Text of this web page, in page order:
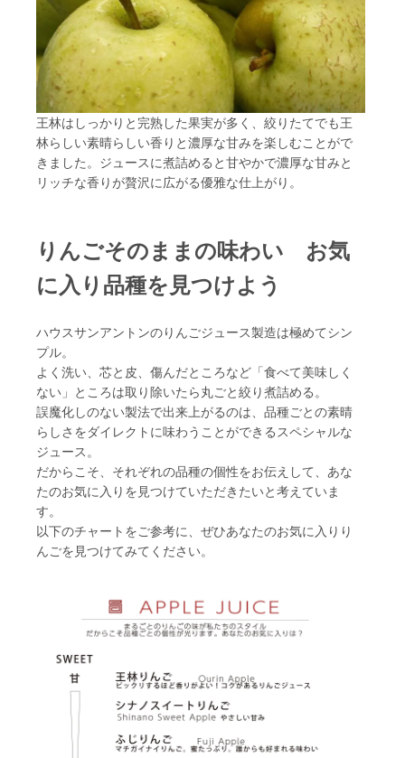
王林はしっかりと完熟した果実が多く、絞りたてでも王
林らしい素晴らしい香りと濃厚な甘みを楽しむことがで
きました。ジュースに煮詰めると甘やかで濃厚な甘みと
リッチな香りが贅沢に広がる優雅な仕上がり。
りんごそのままの味わい お気
に入り品種を見つけよう
ハウスサンアントンのりんごジュース製造は極めてシン
プル。
よく洗い、芯と皮、傷んだところなど「食べて美味しく
ない」ところは取り除いたら丸ごと絞り煮詰める。
誤魔化しのない製法で出来上がるのは、品種ごとの素晴
らしさをダイレクトに味わうことができるスペシャルな
ジュース。
だからこそ、それぞれの品種の個性をお伝えして、あな
たのお気に入りを見つけていただきたいと考えていま
す。
以下のチャートをご参考に、ぜひあなたのお気に入りり
んごを見つけてみてください。